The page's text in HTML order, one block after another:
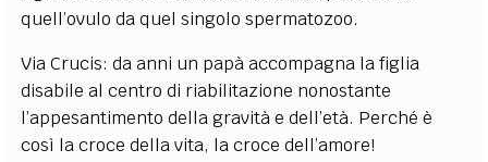
quell’ovulo da quel singolo spermatozoo.
Via Crucis: da anni un papà accompagna la figlia
disabile al centro di riabilitazione nonostante
l’appesantimento della gravità e dell’età. Perché è
così la croce della vita, la croce dell’amore!